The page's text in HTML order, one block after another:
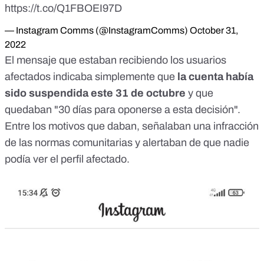
https://t.co/Q1FBOEI97D
— Instagram Comms (@InstagramComms) October 31,
2022
El mensaje que estaban recibiendo los usuarios
afectados indicaba simplemente que la cuenta había
sido suspendida este 31 de octubre y que
quedaban "30 días para oponerse a esta decisión".
Entre los motivos que daban, señalaban una infracción
de las normas comunitarias y alertaban de que nadie
podía ver el perfil afectado.